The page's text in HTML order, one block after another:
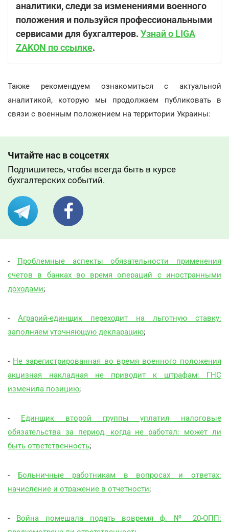
аналитики, следи за изменениями военного
положения и пользуйся профессиональными
сервисами для бухгалтеров. Узнай о LIGA
ZAKON по ссылке.
Также рекомендуем ознакомиться с актуальной
аналитикой, которую мы продолжаем публиковать в
связи с военным положением на территории Украины:
Читайте нас в соцсетях
Подпишитесь, чтобы всегда быть в курсе
бухгалтерских событий.
- Проблемные аспекты обязательности применения
счетов в банках во время операций с иностранными
доходами;
- Аграрий-единщик переходит на льготную ставку:
заполняем уточняющую декларацию;
- Не зарегистрированная во время военного положения
акцизная накладная не приводит к штрафам: ГНС
изменила позицию;
- Единщик второй группы уплатил налоговые
обязательства за период, когда не работал: может ли
быть ответственность;
- Больничные работникам в вопросах и ответах:
начисление и отражение в отчетности;
- Война помешала подать вовремя ф. № 20-ОПП: